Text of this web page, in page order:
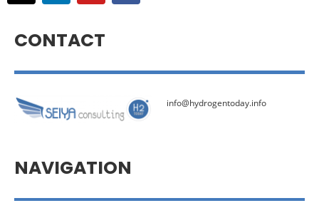
CONTACT
info@hydrogentoday.info
NAVIGATION